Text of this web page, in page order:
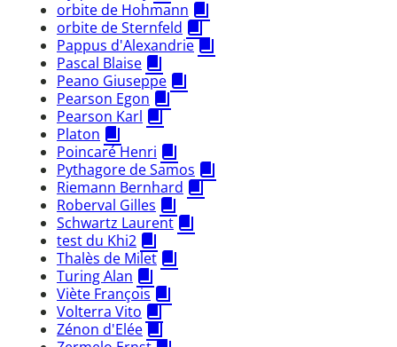
orbite de Hohmann
orbite de Sternfeld
Pappus d'Alexandrie
Pascal Blaise
Peano Giuseppe
Pearson Egon
Pearson Karl
Platon
Poincaré Henri
Pythagore de Samos
Riemann Bernhard
Roberval Gilles
Schwartz Laurent
test du Khi2
Thalès de Milet
Turing Alan
Viète François
Volterra Vito
Zénon d'Elée